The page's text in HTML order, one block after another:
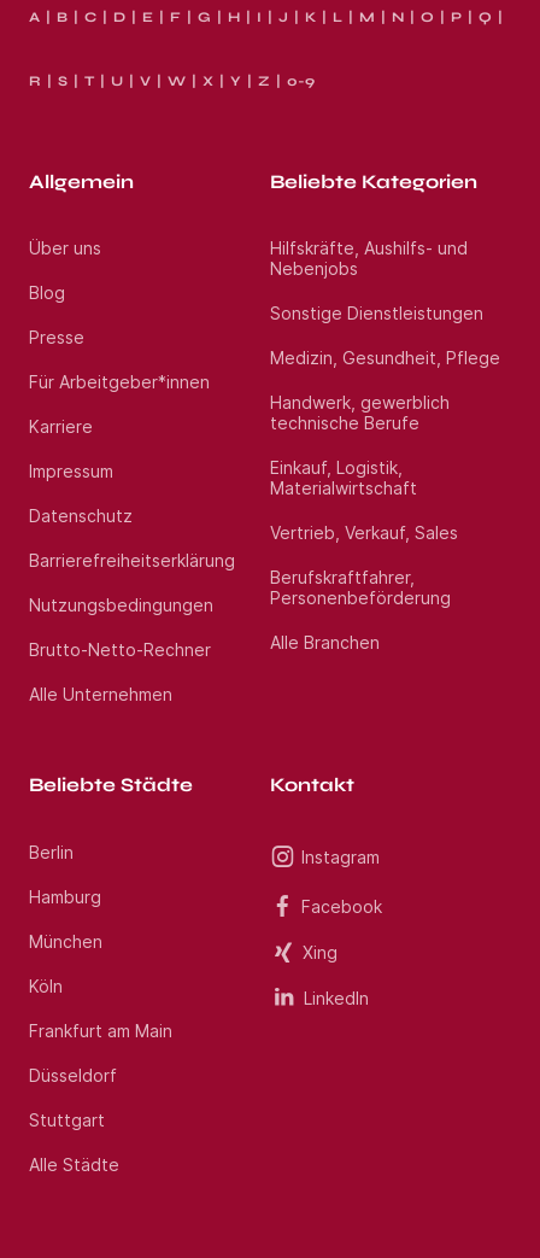
A B C D E F G H I J K L M N O P Q
R S T U V W X Y Z 0-9
Allgemein
Über uns
Blog
Presse
Für Arbeitgeber*innen
Karriere
Impressum
Datenschutz
Barrierefreiheitserklärung
Nutzungsbedingungen
Brutto-Netto-Rechner
Alle Unternehmen
Beliebte Kategorien
Hilfskräfte, Aushilfs- und
Nebenjobs
Sonstige Dienstleistungen
Medizin, Gesundheit, Pflege
Handwerk, gewerblich
technische Berufe
Einkauf, Logistik,
Materialwirtschaft
Vertrieb, Verkauf, Sales
Berufskraftfahrer,
Personenbeförderung
Alle Branchen
Beliebte Städte
Berlin
Hamburg
München
Köln
Frankfurt am Main
Düsseldorf
Stuttgart
Alle Städte
Kontakt
Instagram
Facebook
Xing
LinkedIn